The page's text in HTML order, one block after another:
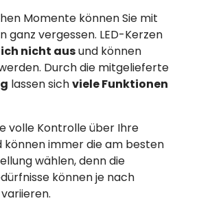
Momente können Sie mit
ganz vergessen. LED-Kerzen
nicht ausund können
Durch die mitgelieferte
lassen sichviele Funktionen
volle Kontrolle über Ihre
können immer die am besten
wählen, denn die
können je nach